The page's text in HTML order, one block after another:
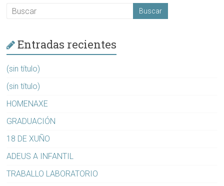
Entradas recientes
(sin título)
(sin título)
HOMENAXE
GRADUACIÓN
18 DE XUÑO
ADEUS A INFANTIL
TRABALLO LABORATORIO